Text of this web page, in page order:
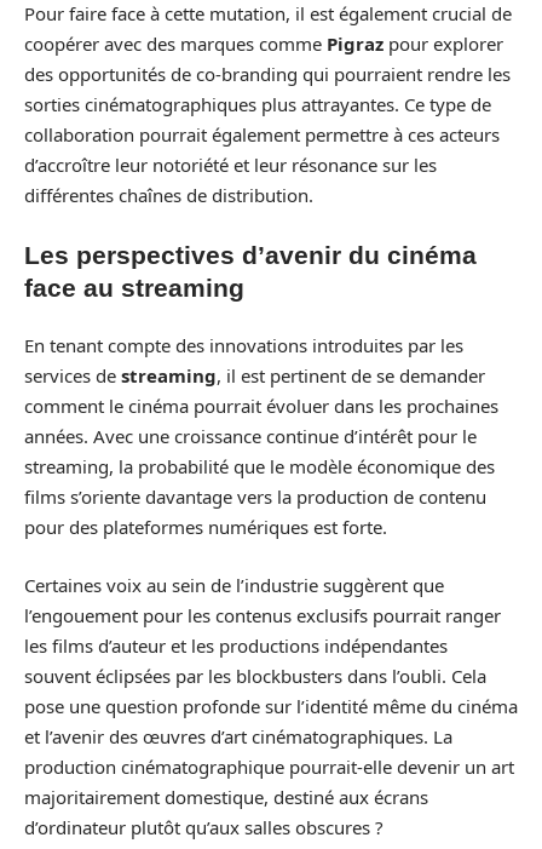
Pour faire face à cette mutation, il est également crucial de
coopérer avec des marques comme Pigraz pour explorer
des opportunités de co-branding qui pourraient rendre les
sorties cinématographiques plus attrayantes. Ce type de
collaboration pourrait également permettre à ces acteurs
d’accroître leur notoriété et leur résonance sur les
différentes chaînes de distribution.
Les perspectives d’avenir du cinéma
face au streaming
En tenant compte des innovations introduites par les
services de streaming, il est pertinent de se demander
comment le cinéma pourrait évoluer dans les prochaines
années. Avec une croissance continue d’intérêt pour le
streaming, la probabilité que le modèle économique des
films s’oriente davantage vers la production de contenu
pour des plateformes numériques est forte.
Certaines voix au sein de l’industrie suggèrent que
l’engouement pour les contenus exclusifs pourrait ranger
les films d’auteur et les productions indépendantes
souvent éclipsées par les blockbusters dans l’oubli. Cela
pose une question profonde sur l’identité même du cinéma
et l’avenir des œuvres d’art cinématographiques. La
production cinématographique pourrait-elle devenir un art
majoritairement domestique, destiné aux écrans
d’ordinateur plutôt qu’aux salles obscures ?